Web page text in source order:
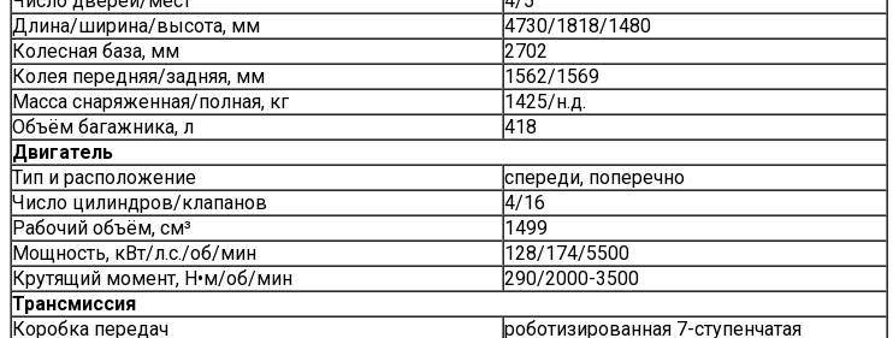
Длина/ширина/высота, мм
4730/1818/1480
Колесная база, мм
2702
Колея передняя/задняя, мм
1562/1569
Масса снаряженная/полная, кг
1425/н.д.
Объём багажника, л
418
Двигатель
Тип и расположение
спереди, поперечно
Число цилиндров/клапанов
4/16
Рабочий объём, см³
1499
Мощность, кВт/л.с./об/мин
128/174/5500
Крутящий момент, Н•м/об/мин
290/2000-3500
Трансмиссия
Коробка передач
роботизированная 7-ступенчатая